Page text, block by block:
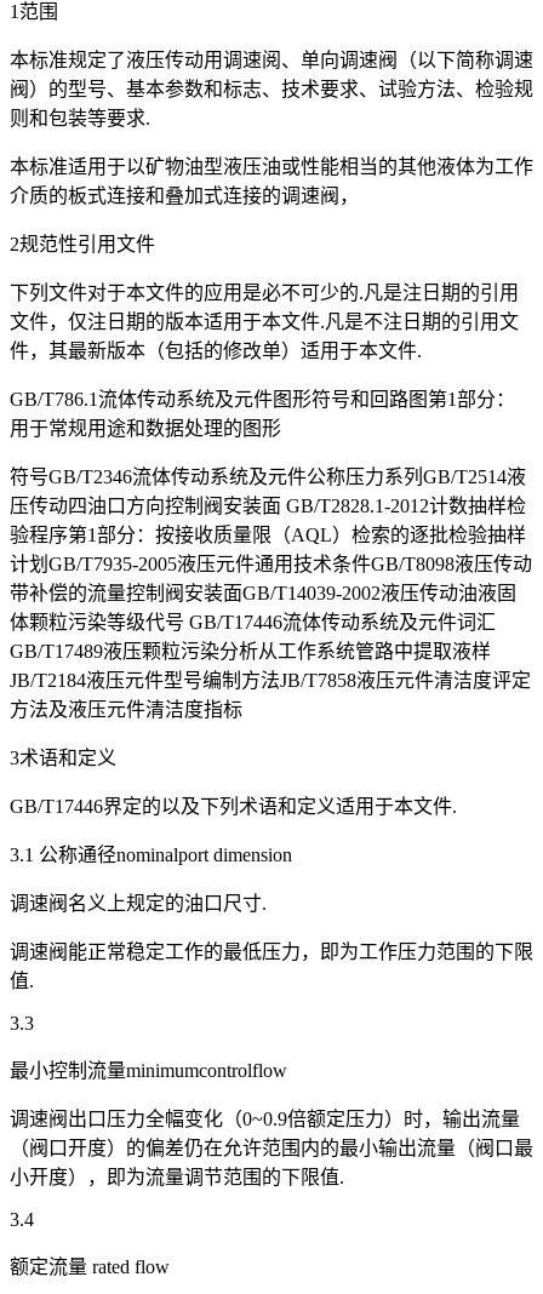
1范围
本标准规定了液压传动用调速阅、单向调速阀（以下简称调速
阀）的型号、基本参数和标志、技术要求、试验方法、检验规
则和包装等要求.
本标准适用于以矿物油型液压油或性能相当的其他液体为工作
介质的板式连接和叠加式连接的调速阀，
2规范性引用文件
下列文件对于本文件的应用是必不可少的.凡是注日期的引用
文件，仅注日期的版本适用于本文件.凡是不注日期的引用文
件，其最新版本（包括的修改单）适用于本文件.
GB/T786.1流体传动系统及元件图形符号和回路图第1部分：
用于常规用途和数据处理的图形
符号GB/T2346流体传动系统及元件公称压力系列GB/T2514液
压传动四油口方向控制阀安装面 GB/T2828.1-2012计数抽样检
验程序第1部分：按接收质量限（AQL）检索的逐批检验抽样
计划GB/T7935-2005液压元件通用技术条件GB/T8098液压传动
带补偿的流量控制阀安装面GB/T14039-2002液压传动油液固
体颗粒污染等级代号 GB/T17446流体传动系统及元件词汇
GB/T17489液压颗粒污染分析从工作系统管路中提取液样
JB/T2184液压元件型号编制方法JB/T7858液压元件清洁度评定
方法及液压元件清洁度指标
3术语和定义
GB/T17446界定的以及下列术语和定义适用于本文件.
3.1 公称通径nominalport dimension
调速阀名义上规定的油口尺寸.
调速阀能正常稳定工作的最低压力，即为工作压力范围的下限
值.
3.3
最小控制流量minimumcontrolflow
调速阀出口压力全幅变化（0~0.9倍额定压力）时，输出流量
（阀口开度）的偏差仍在允许范围内的最小输出流量（阀口最
小开度），即为流量调节范围的下限值.
3.4
额定流量 rated flow